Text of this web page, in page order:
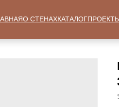
О СТЕНАХКАТАЛОГ